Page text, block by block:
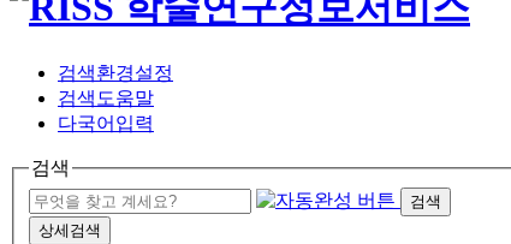
검색환경설정
검색도움말
다국어입력
검색
검색
상세검색